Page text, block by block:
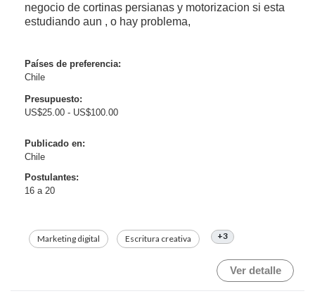
negocio de cortinas persianas y motorizacion si esta
estudiando aun , o hay problema,
Países de preferencia:
Chile
Presupuesto:
US$25.00 - US$100.00
Publicado en:
Chile
Postulantes:
16 a 20
Marketing digital Escritura creativa +3
Ver detalle